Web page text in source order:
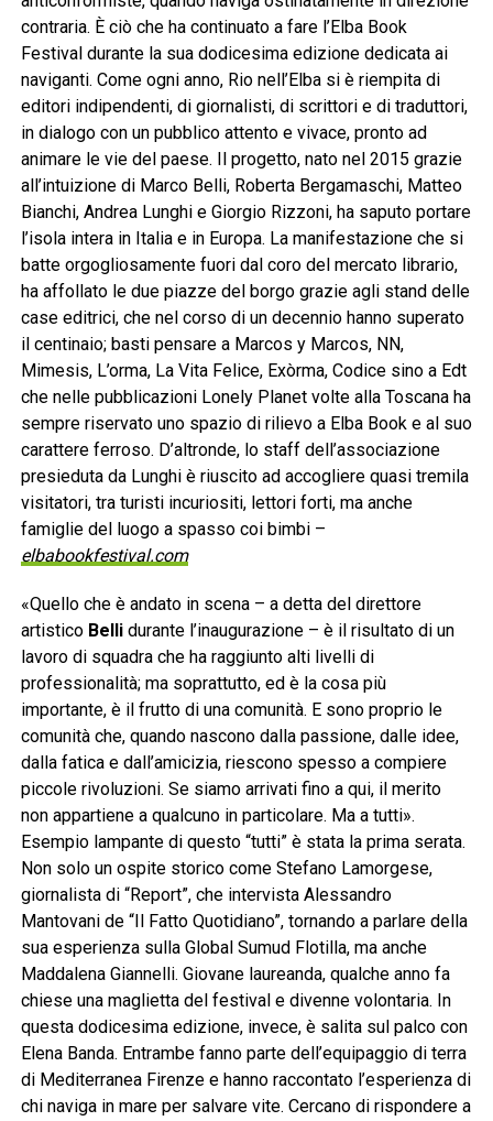
contraria. È ciò che ha continuato a fare l’Elba Book
Festival durante la sua dodicesima edizione dedicata ai
naviganti. Come ogni anno, Rio nell’Elba si è riempita di
editori indipendenti, di giornalisti, di scrittori e di traduttori,
in dialogo con un pubblico attento e vivace, pronto ad
animare le vie del paese. Il progetto, nato nel 2015 grazie
all’intuizione di Marco Belli, Roberta Bergamaschi, Matteo
Bianchi, Andrea Lunghi e Giorgio Rizzoni, ha saputo portare
l’isola intera in Italia e in Europa. La manifestazione che si
batte orgogliosamente fuori dal coro del mercato librario,
ha affollato le due piazze del borgo grazie agli stand delle
case editrici, che nel corso di un decennio hanno superato
il centinaio; basti pensare a Marcos y Marcos, NN,
Mimesis, L’orma, La Vita Felice, Exòrma, Codice sino a Edt
che nelle pubblicazioni Lonely Planet volte alla Toscana ha
sempre riservato uno spazio di rilievo a Elba Book e al suo
carattere ferroso. D’altronde, lo staff dell’associazione
presieduta da Lunghi è riuscito ad accogliere quasi tremila
visitatori, tra turisti incuriositi, lettori forti, ma anche
famiglie del luogo a spasso coi bimbi –
elbabookfestival.com
«Quello che è andato in scena – a detta del direttore
artistico Bellidurante l’inaugurazione – è il risultato di un
lavoro di squadra che ha raggiunto alti livelli di
professionalità; ma soprattutto, ed è la cosa più
importante, è il frutto di una comunità. E sono proprio le
comunità che, quando nascono dalla passione, dalle idee,
dalla fatica e dall’amicizia, riescono spesso a compiere
piccole rivoluzioni. Se siamo arrivati fino a qui, il merito
non appartiene a qualcuno in particolare. Ma a tutti».
Esempio lampante di questo “tutti” è stata la prima serata.
Non solo un ospite storico come Stefano Lamorgese,
giornalista di “Report”, che intervista Alessandro
Mantovani de “Il Fatto Quotidiano”, tornando a parlare della
sua esperienza sulla Global Sumud Flotilla, ma anche
Maddalena Giannelli. Giovane laureanda, qualche anno fa
chiese una maglietta del festival e divenne volontaria. In
questa dodicesima edizione, invece, è salita sul palco con
Elena Banda. Entrambe fanno parte dell’equipaggio di terra
di Mediterranea Firenze e hanno raccontato l’esperienza di
chi naviga in mare per salvare vite. Cercano di rispondere a